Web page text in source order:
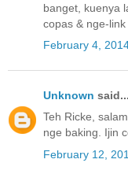
banget, kuenya
copas & nge-
February 4,
Unknown said...
Teh Ricke,
nge baking. Ijin
February 12,